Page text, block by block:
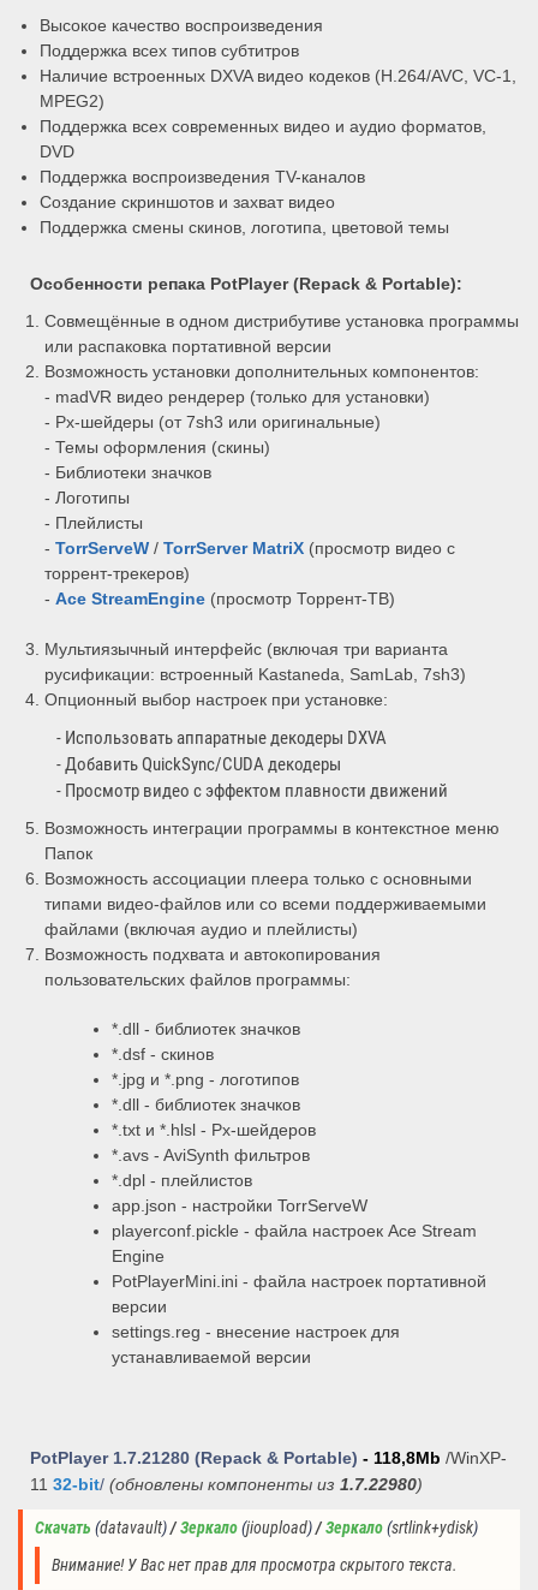
Высокое качество воспроизведения
Поддержка всех типов субтитров
Наличие встроенных DXVA видео кодеков (H.264/AVC, VC-1,
MPEG2)
Поддержка всех современных видео и аудио форматов,
DVD
Поддержка воспроизведения TV-каналов
Создание скриншотов и захват видео
Поддержка смены скинов, логотипа, цветовой темы
Особенности репака PotPlayer (Repack & Portable):
Совмещённые в одном дистрибутиве установка программы
или распаковка портативной версии
Возможность установки дополнительных компонентов:
- madVR видео рендерер (только для установки)
- Px-шейдеры (от 7sh3 или оригинальные)
- Темы оформления (скины)
- Библиотеки значков
- Логотипы
- Плейлисты
-TorrServeW /TorrServer MatriX (просмотр видео с
торрент-трекеров)
-Ace StreamEngine (просмотр Торрент-ТВ)
Мультиязычный интерфейс (включая три варианта
русификации: встроенный Kastaneda, SamLab, 7sh3)
Опционный выбор настроек при установке:
- Использовать аппаратные декодеры DXVA
- Добавить QuickSync/CUDA декодеры
- Просмотр видео с эффектом плавности движений
Возможность интеграции программы в контекстное меню
Папок
Возможность ассоциации плеера только с основными
типами видео-файлов или со всеми поддерживаемыми
файлами (включая аудио и плейлисты)
Возможность подхвата и автокопирования
пользовательских файлов программы:
*.dll - библиотек значков
*.dsf - скинов
*.jpg и *.png - логотипов
*.dll - библиотек значков
*.txt и *.hlsl - Px-шейдеров
*.avs - AviSynth фильтров
*.dpl - плейлистов
app.json - настройки TorrServeW
playerconf.pickle - файла настроек Ace Stream
Engine
PotPlayerMini.ini - файла настроек портативной
версии
settings.reg - внесение настроек для
устанавливаемой версии
PotPlayer 1.7.21280 (Repack & Portable) - 118,8Mb /WinXP-
11 32-bit/ (обновлены компоненты из 1.7.22980)
Скачать (datavault) / Зеркало(jioupload) / Зеркало(srtlink+ydisk)
Внимание! У Вас нет прав для просмотра скрытого текста.